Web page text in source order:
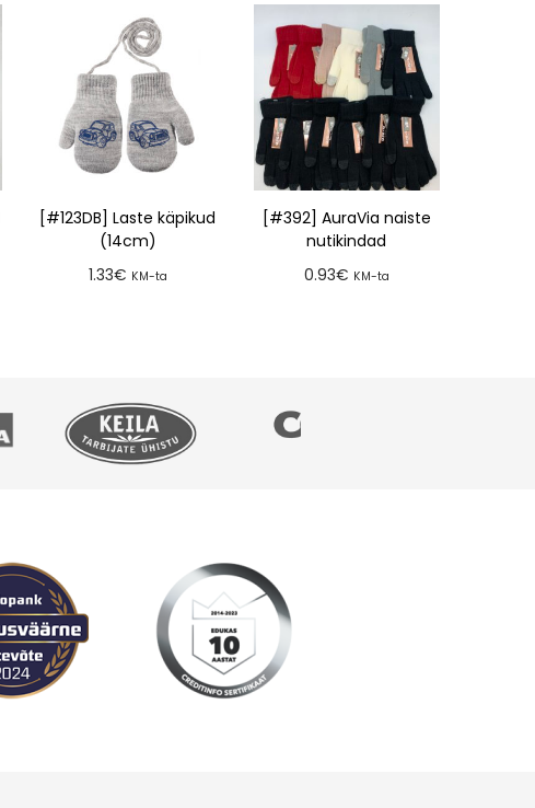
[#123DB] Laste käpikud
(14cm)
1.33€ KM-ta
[#392] AuraVia naiste
nutikindad
0.93€ KM-ta